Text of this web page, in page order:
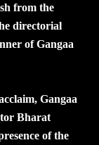
from the
directorial
of Gangaa
Gangaa
Bharat
of the